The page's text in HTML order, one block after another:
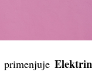
Elektrin